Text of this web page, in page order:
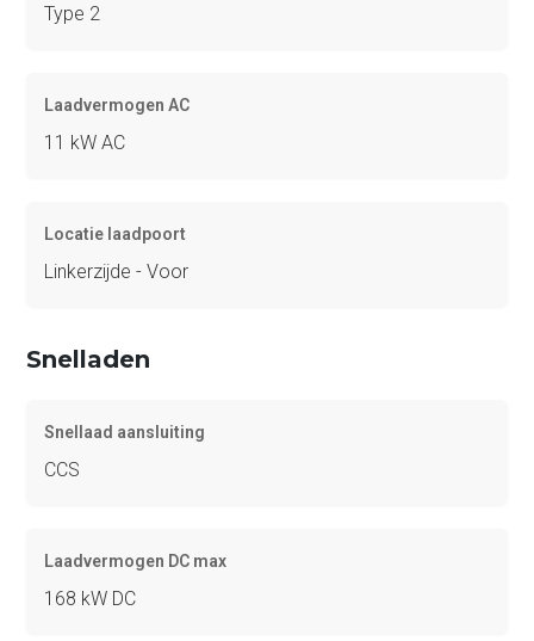
Type 2
Laadvermogen AC
11 kW AC
Locatie laadpoort
Linkerzijde - Voor
Snelladen
Snellaad aansluiting
CCS
Laadvermogen DC max
168 kW DC